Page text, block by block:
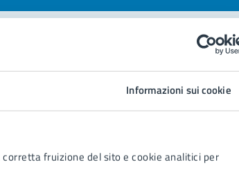
Informazioni sui cookie
fruizione del sito e cookie analitici per